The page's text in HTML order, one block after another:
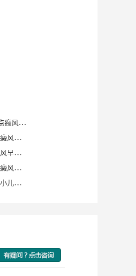
健康知识｜泉州看白癜风去哪个医院？白点癫风早期可以自愈？
泉州晋江哪里看白癜风医院-热门话题：白癜风症状有哪些？
泉州白癜风医院哪里较好-本周推荐：白癜风早期症状如何确诊？
泉州白癜风医院-医学速览：伍德灯检查白癜风症状？
泉州洛江白癜风专业治疗医院-健康推送：小儿脸上有白斑是什么原因？